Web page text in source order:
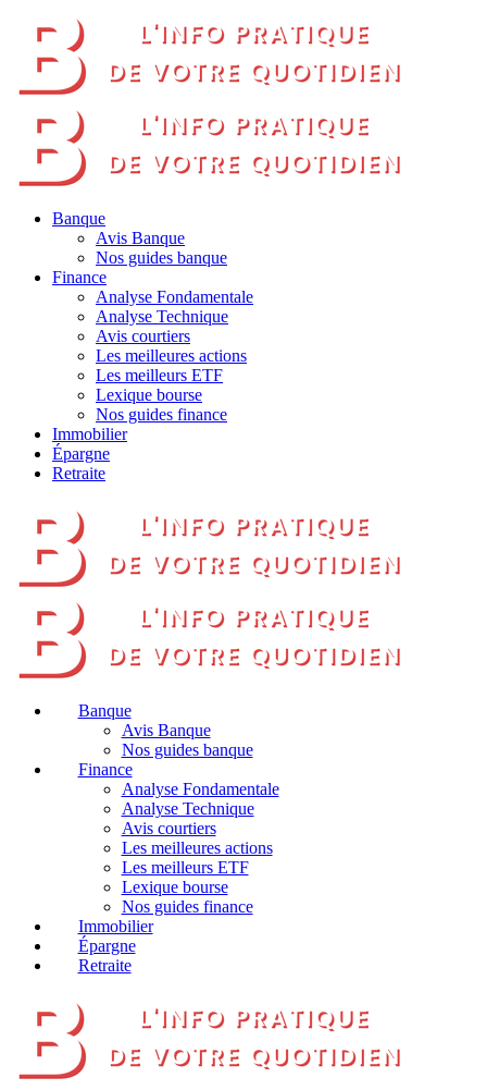
Banque
Avis Banque
Nos guides banque
Finance
Analyse Fondamentale
Analyse Technique
Avis courtiers
Les meilleures actions
Les meilleurs ETF
Lexique bourse
Nos guides finance
Immobilier
Épargne
Retraite
Banque
Avis Banque
Nos guides banque
Finance
Analyse Fondamentale
Analyse Technique
Avis courtiers
Les meilleures actions
Les meilleurs ETF
Lexique bourse
Nos guides finance
Immobilier
Épargne
Retraite